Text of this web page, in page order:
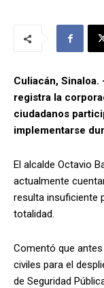
Culiacán,
registra la
ciudadanos
implementarse
El alcalde Octavio
actualmente
resulta insuficiente
totalidad.
Comentó que
civiles para el
de Seguridad